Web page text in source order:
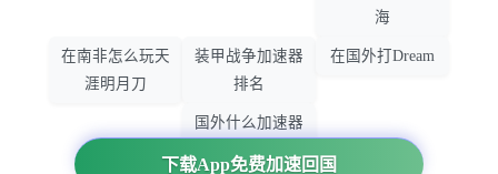
下载App免费加速回国
海
在南非怎么玩天
涯明月刀
装甲战争加速器
排名
在国外打Dream
国外什么加速器
玩暗黑破坏神